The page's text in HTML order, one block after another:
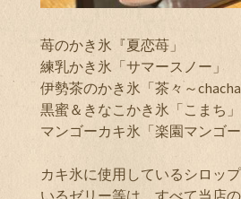
苺のかき氷『夏恋苺」
練乳かき氷「サマースノー」
伊勢茶のかき氷「茶々～chacha
黒蜜＆きなこかき氷「こまち」
マンゴーカキ氷「楽園マンゴー
カキ氷に使用しているシロッ
いるゼリー等は、すべて当店の